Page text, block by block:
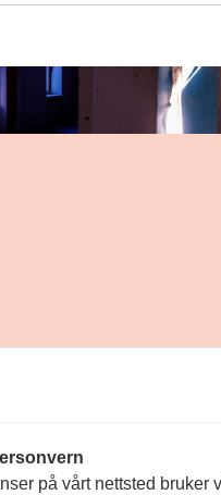
på vårt nettsted bruker